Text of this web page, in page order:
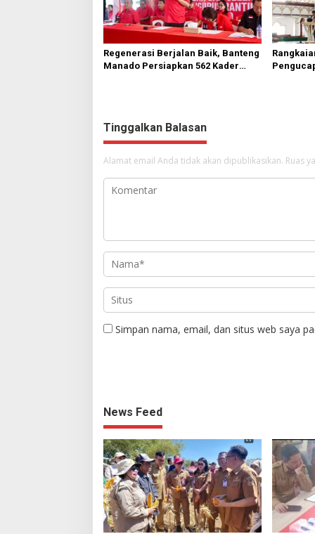
Regenerasi Berjalan Baik, Banteng
Manado Persiapkan 562 Kader
Tinggalkan Balasan
Alamat email Anda tidak akan dipublikasikan. Ruas
Simpan nama, email, dan situs web saya
News Feed